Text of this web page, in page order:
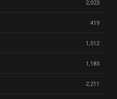
2,023
419
1,512
1,183
2,211